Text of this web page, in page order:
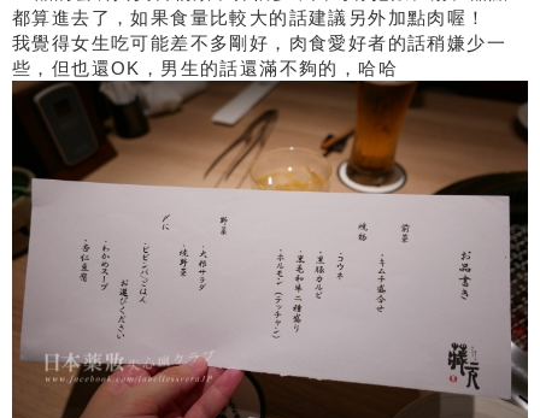
都算進去了，如果食量比較大的話建議另外加點肉喔！
我覺得女生吃可能差不多剛好，肉食愛好者的話稍嫌少一
些，但也還OK，男生的話還滿不夠的，哈哈